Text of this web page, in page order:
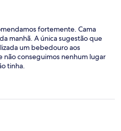
fortemente. Cama
manhã. A única sugestão que
um bebedouro aos
não conseguimos nenhum lugar
tinha.